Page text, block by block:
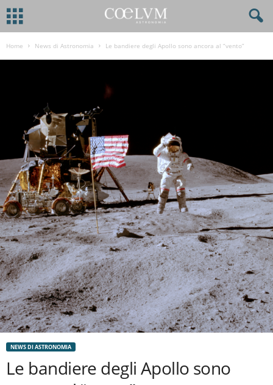
Home News di Astronomia Le bandiere degli Apollo sono ancora al “vento”
NEWS DI ASTRONOMIA
Le bandiere degli Apollo sono